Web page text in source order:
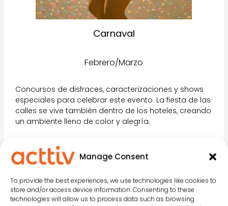
Manage Consent
To provide the best experiences, we use technologies like cookies to
store and/or access device information. Consenting to these
technologies will allow us to process data such as browsing
Carnaval
Febrero/Marzo
Concursos de disfraces, caracterizaciones y shows
especiales para celebrar este evento. La fiesta de las
calles se vive también dentro de los hoteles, creando
un ambiente lleno de color y alegría.